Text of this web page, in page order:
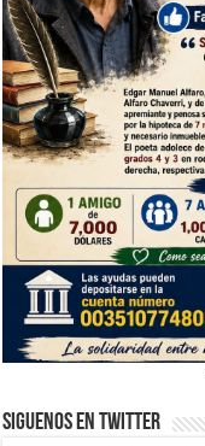
Siguenos en twitter